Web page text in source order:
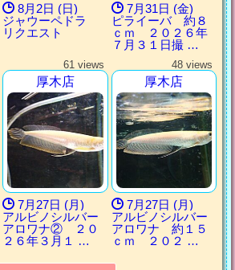
8月2日 (日)
ジャウーペドラ
リクエスト
7月31日 (金)
ピライーバ 約８
ｃｍ ２０２６年
７月３１日撮 …
61 views
厚木店
7月27日 (月)
アルビノシルバー
アロワナ② ２０
２６年３月１ …
48 views
厚木店
7月27日 (月)
アルビノシルバー
アロワナ 約１５
ｃｍ ２０２ …